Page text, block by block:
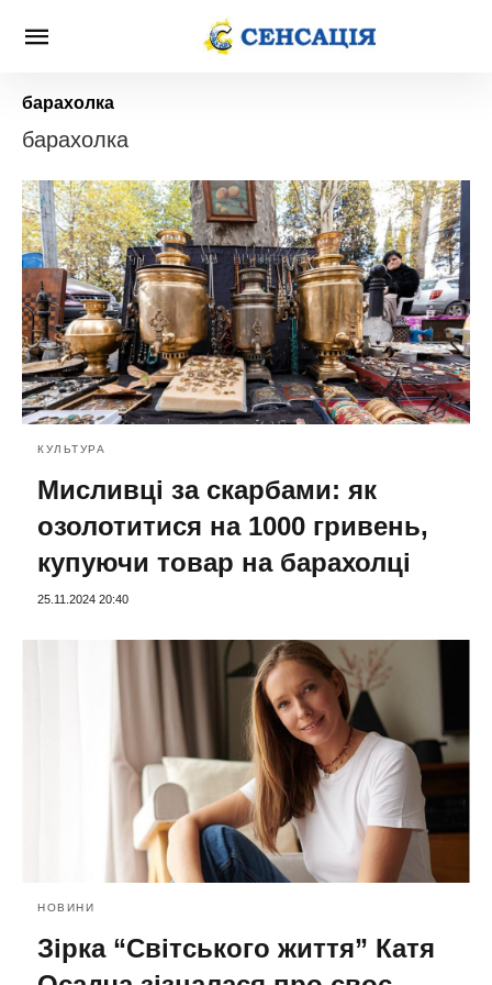
барахолка
барахолка
КУЛЬТУРА
Мисливці за скарбами: як
озолотитися на 1000 гривень,
купуючи товар на барахолці
25.11.2024 20:40
НОВИНИ
Зірка “Світського життя” Катя